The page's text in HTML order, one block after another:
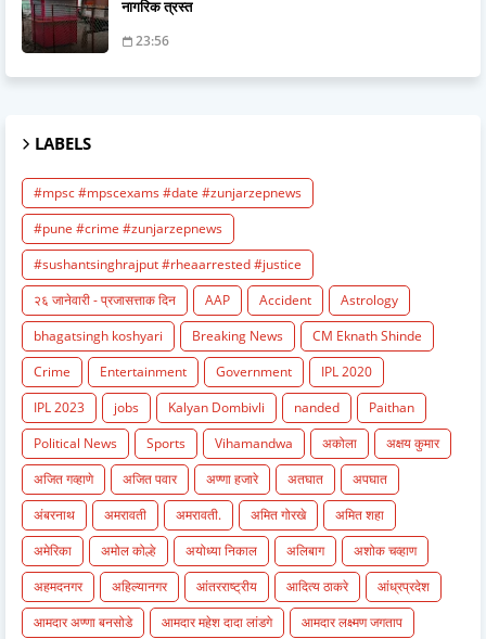
नागरिक त्रस्त
23:56
LABELS
#mpsc #mpscexams #date #zunjarzepnews
#pune #crime #zunjarzepnews
#sushantsinghrajput #rheaarrested #justice
२६ जानेवारी - प्रजासत्ताक दिन
AAP Accident
Astrology
bhagatsingh koshyari
Breaking News
CM Eknath Shinde
Crime
Entertainment Government
IPL 2020
IPL 2023
jobs Kalyan Dombivli nanded
Paithan
Political News
Sports Vihamandwa अकोला
अक्षय कुमार
अजित गव्हाणे
अजित पवार अण्णा हजारे अतघात
अपघात
अंबरनाथ
अमरावती अमरावती. अमित गोरखे
अमित शहा
अमेरिका
अमोल कोल्हे अयोध्या निकाल अलिबाग
अशोक चव्हाण
अहमदनगर
अहिल्यानगर आंतरराष्ट्रीय आदित्य ठाकरे
आंध्रप्रदेश
आमदार अण्णा बनसोडे
आमदार महेश दादा लांडगे
आमदार लक्ष्मण जगताप